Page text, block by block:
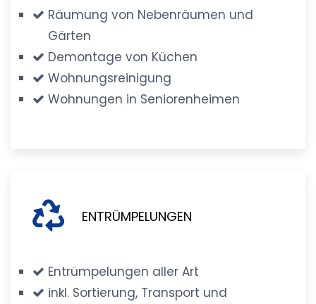
Räumung von Nebenräumen und
Gärten
Demontage von Küchen
Wohnungsreinigung
Wohnungen in Seniorenheimen
ENTRÜMPELUNGEN
Entrümpelungen aller Art
inkl. Sortierung, Transport und